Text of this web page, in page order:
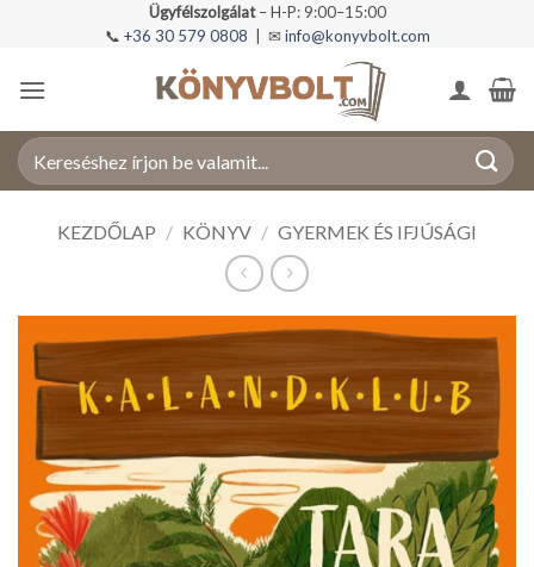
Ügyfélszolgálat– H-P: 9:00–15:00
📞 +36 30 579 0808 | ✉ info@konyvbolt.com
Keresés
a
KEZDŐLAP / KÖNYV / GYERMEK ÉS IFJÚSÁGI